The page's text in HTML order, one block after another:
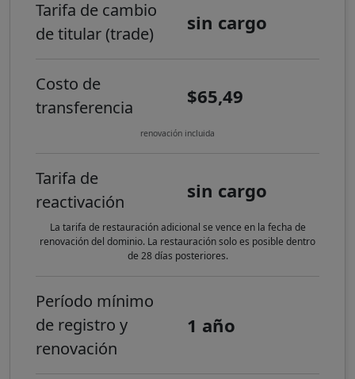
Tarifa de cambio
de titular (trade)
sin cargo
Costo de
transferencia
$65,49
renovación incluida
Tarifa de
reactivación
sin cargo
La tarifa de restauración adicional se vence en la fecha de
renovación del dominio. La restauración solo es posible dentro
de 28 días posteriores.
Período mínimo
de registro y
renovación
1 año